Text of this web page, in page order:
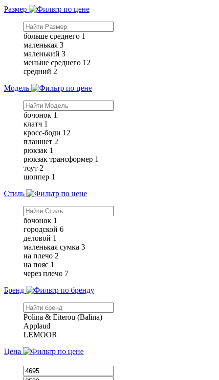
Размер
больше среднего 1
маленькая 3
маленький 3
меньше среднего 12
средний 2
Модель
бочонок 1
клатч 1
кросс-боди 12
планшет 2
рюкзак 1
рюкзак трансформер 1
тоут 2
шоппер 1
Стиль
бочонок 1
городской 6
деловой 1
маленькая сумка 3
на плечо 2
на пояс 1
через плечо 7
Бренд
Polina & Eiterou (Balina)
Applaud
LEMOOR
Цена